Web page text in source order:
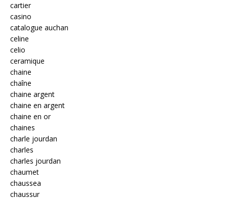
cartier
casino
catalogue auchan
celine
celio
ceramique
chaine
chaîne
chaine argent
chaine en argent
chaine en or
chaines
charle jourdan
charles
charles jourdan
chaumet
chaussea
chaussur